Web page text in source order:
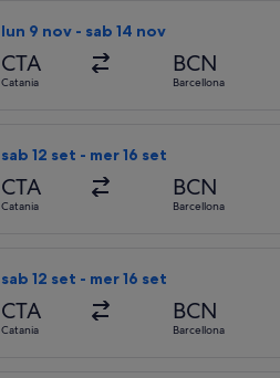
lun 9 nov - sab 14 nov
CTA
Catania
BCN
Barcellona
sab 12 set - mer 16 set
CTA
Catania
BCN
Barcellona
sab 12 set - mer 16 set
CTA
Catania
BCN
Barcellona